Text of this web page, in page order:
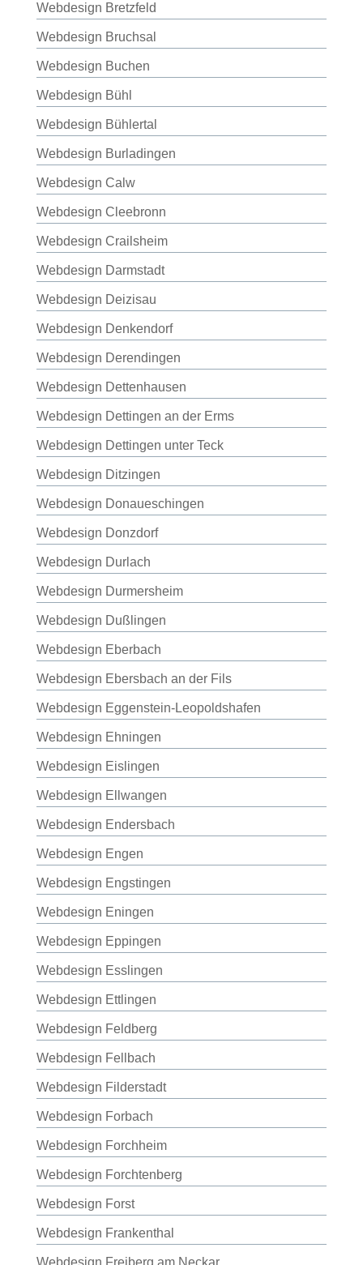
Webdesign Bretzfeld
Webdesign Bruchsal
Webdesign Buchen
Webdesign Bühl
Webdesign Bühlertal
Webdesign Burladingen
Webdesign Calw
Webdesign Cleebronn
Webdesign Crailsheim
Webdesign Darmstadt
Webdesign Deizisau
Webdesign Denkendorf
Webdesign Derendingen
Webdesign Dettenhausen
Webdesign Dettingen an der Erms
Webdesign Dettingen unter Teck
Webdesign Ditzingen
Webdesign Donaueschingen
Webdesign Donzdorf
Webdesign Durlach
Webdesign Durmersheim
Webdesign Dußlingen
Webdesign Eberbach
Webdesign Ebersbach an der Fils
Webdesign Eggenstein-Leopoldshafen
Webdesign Ehningen
Webdesign Eislingen
Webdesign Ellwangen
Webdesign Endersbach
Webdesign Engen
Webdesign Engstingen
Webdesign Eningen
Webdesign Eppingen
Webdesign Esslingen
Webdesign Ettlingen
Webdesign Feldberg
Webdesign Fellbach
Webdesign Filderstadt
Webdesign Forbach
Webdesign Forchheim
Webdesign Forchtenberg
Webdesign Forst
Webdesign Frankenthal
Webdesign Freiberg am Neckar